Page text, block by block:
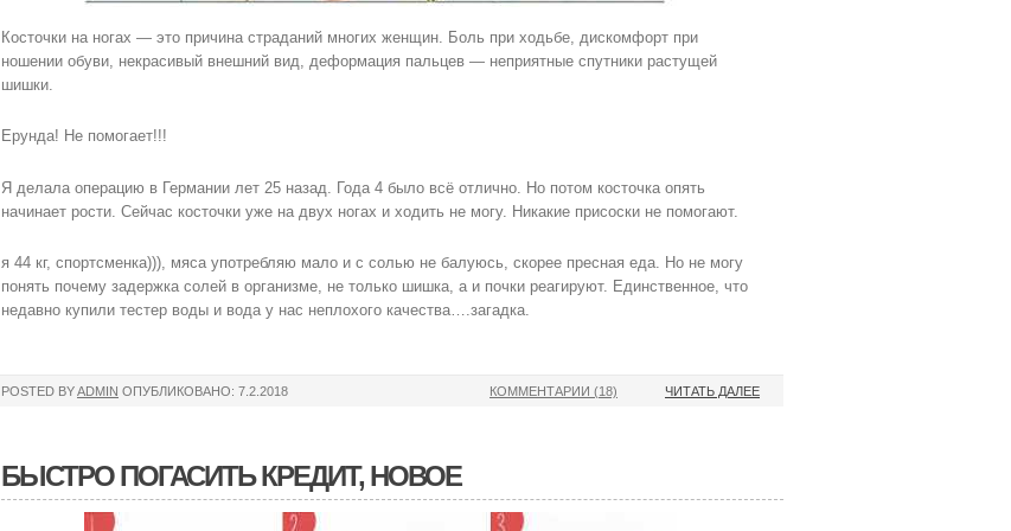
Косточки на ногах — это причина страданий многих женщин. Боль при ходьбе, дискомфорт при
ношении обуви, некрасивый внешний вид, деформация пальцев — неприятные спутники растущей
шишки.
Ерунда! Не помогает!!!
Я делала операцию в Германии лет 25 назад. Года 4 было всё отлично. Но потом косточка опять
начинает рости. Сейчас косточки уже на двух ногах и ходить не могу. Никакие присоски не помогают.
я 44 кг, спортсменка))), мяса употребляю мало и с солью не балуюсь, скорее пресная еда. Но не могу
понять почему задержка солей в организме, не только шишка, а и почки реагируют. Единственное, что
недавно купили тестер воды и вода у нас неплохого качества….загадка.
POSTED BYADMIN ОПУБЛИКОВАНО: 7.2.2018 ЧИТАТЬ ДАЛЕЕ
КОММЕНТАРИИ (18)
БЫСТРО ПОГАСИТЬ КРЕДИТ, НОВОЕ